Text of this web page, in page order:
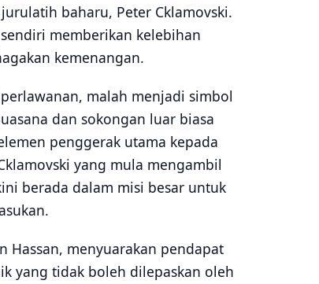
baharu, Peter Cklamovski.
memberikan kelebihan
kemenangan.
malah menjadi simbol
dan sokongan luar biasa
penggerak utama kepada
yang mula mengambil
berada dalam misi besar untuk
Hassan, menyuarakan pendapat
yang tidak boleh dilepaskan oleh